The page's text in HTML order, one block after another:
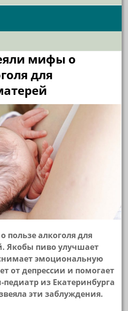
мифы о
для
алкоголя для
Якобы пиво улучшает
эмоциональную
от депрессии и помогает
педиатр из Екатеринбурга
эти заблуждения.